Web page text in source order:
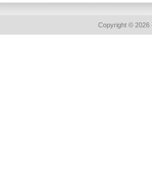
Copyright © 2026